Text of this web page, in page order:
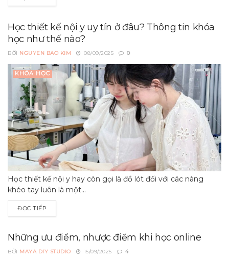
Học thiết kế nội y uy tín ở đâu? Thông tin khóa
học như thế nào?
BỞI NGUYEN BAO KIM 08/09/2025 0
KHÓA HỌC
Học thiết kế nội y hay còn gọi là đồ lót đối với các nàng
khéo tay luôn là một...
ĐỌC TIẾP
Những ưu điểm, nhược điểm khi học online
BỞI MAYA DIY STUDIO 15/09/2025 4